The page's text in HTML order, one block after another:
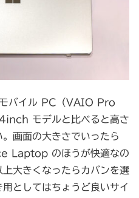
バイル PC（VAIO Pro
モデルと比べると高さ
画面の大きさでいったら
Laptop のほうが快適なの
大きくなったらカバンを選
としてはちょうど良いサイ